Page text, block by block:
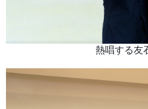
熱唱する友